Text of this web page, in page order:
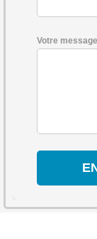
Votre message